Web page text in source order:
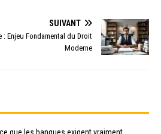
SUIVANT
Enjeu Fondamental du Droit
Moderne
que les banques exigent vraiment